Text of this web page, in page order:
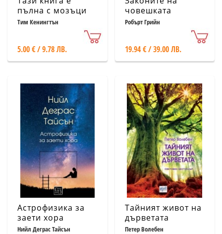
пълна с мозъци
Тим Кенингтън
5.00 € / 9.78 ЛВ.
човешката
природа
Робърт Грийн
19.94 € / 39.00 ЛВ.
Астрофизика за
заети хора
Нийл Деграс Тайсън
Тайният живот на
дърветата
Петер Волебен